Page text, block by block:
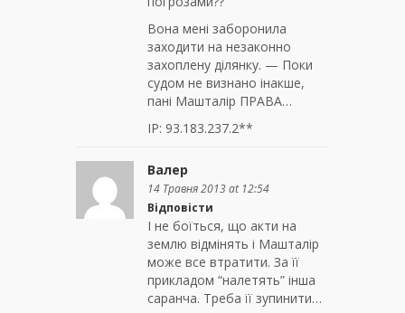
Вона мені заборонила
заходити на незаконно
захоплену ділянку. — Поки
судом не визнано інакше,
пані Машталір ПРАВА…
IP: 93.183.237.2**
Валер
14 Травня 2013 at 12:54
Відповісти
І не боїться, що акти на
землю відмінять і Машталір
може все втратити. За її
прикладом “налетять” інша
саранча. Треба її зупинити…